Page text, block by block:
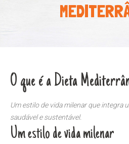
O que é a Dieta
Um estilo de vida milenar que integra
saudável e sustentável.
Um estilo de vida milenar